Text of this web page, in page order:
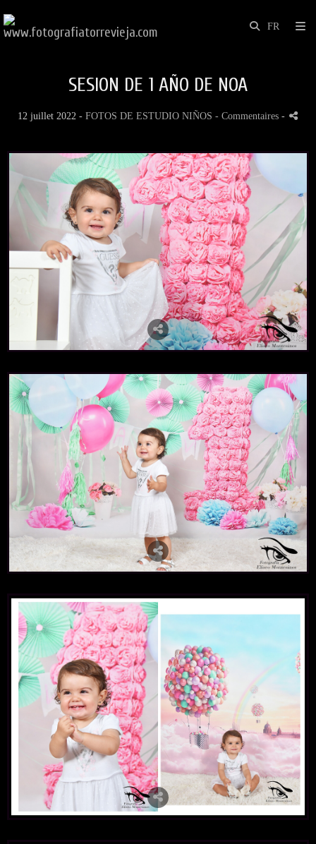
SESION DE 1 AÑO DE NOA
12 juillet 2022 - FOTOS DE ESTUDIO NIÑOS - Commentaires -